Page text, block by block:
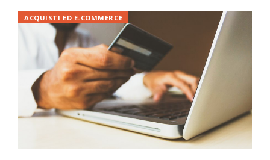
ACQUISTI ED E-COMMERCE